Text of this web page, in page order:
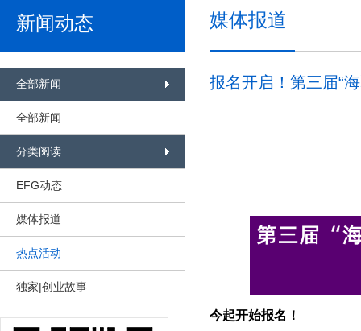
新闻动态
全部新闻
全部新闻
分类阅读
EFG动态
媒体报道
热点活动
独家|创业故事
媒体报道
报名开启！第三届“
今起开始报名！